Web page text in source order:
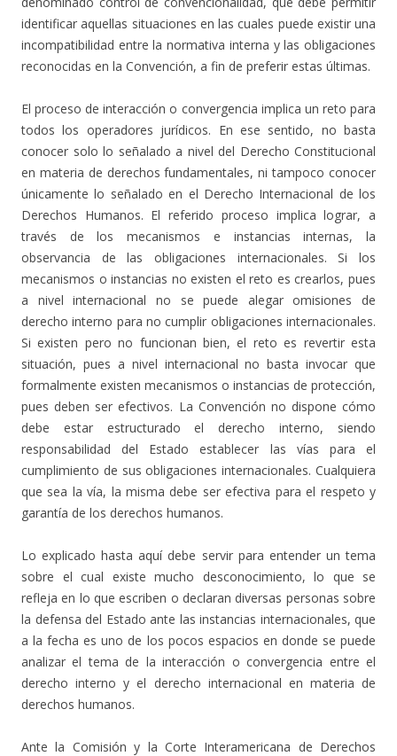
identificar aquellas situaciones en las cuales puede existir una
incompatibilidad entre la normativa interna y las obligaciones
reconocidas en la Convención, a fin de preferir estas últimas.
El proceso de interacción o convergencia implica un reto para
todos los operadores jurídicos. En ese sentido, no basta
conocer solo lo señalado a nivel del Derecho Constitucional
en materia de derechos fundamentales, ni tampoco conocer
únicamente lo señalado en el Derecho Internacional de los
Derechos Humanos. El referido proceso implica lograr, a
través de los mecanismos e instancias internas, la
observancia de las obligaciones internacionales. Si los
mecanismos o instancias no existen el reto es crearlos, pues
a nivel internacional no se puede alegar omisiones de
derecho interno para no cumplir obligaciones internacionales.
Si existen pero no funcionan bien, el reto es revertir esta
situación, pues a nivel internacional no basta invocar que
formalmente existen mecanismos o instancias de protección,
pues deben ser efectivos. La Convención no dispone cómo
debe estar estructurado el derecho interno, siendo
responsabilidad del Estado establecer las vías para el
cumplimiento de sus obligaciones internacionales. Cualquiera
que sea la vía, la misma debe ser efectiva para el respeto y
garantía de los derechos humanos.
Lo explicado hasta aquí debe servir para entender un tema
sobre el cual existe mucho desconocimiento, lo que se
refleja en lo que escriben o declaran diversas personas sobre
la defensa del Estado ante las instancias internacionales, que
a la fecha es uno de los pocos espacios en donde se puede
analizar el tema de la interacción o convergencia entre el
derecho interno y el derecho internacional en materia de
derechos humanos.
Ante la Comisión y la Corte Interamericana de Derechos